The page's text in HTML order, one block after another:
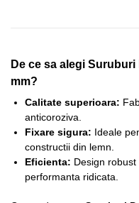
De ce sa alegi
mm?
Calitate superioara:
anticoroziva.
Fixare sigura: Ideale
constructii din lemn.
Eficienta: Design
performanta ridicata.